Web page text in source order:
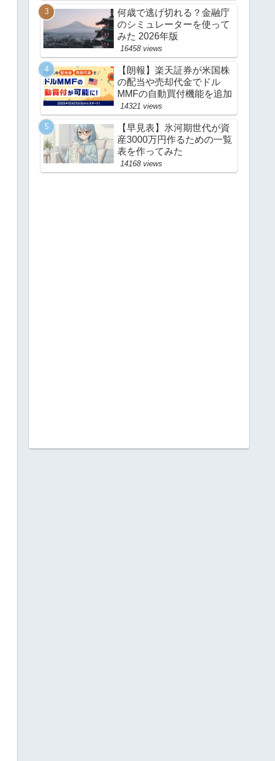
何歳で逃げ切れる？金融庁
のシミュレーターを使って
みた 2026年版
16458 views
【朗報】楽天証券が米国株
の配当や売却代金でドル
MMFの自動買付機能を追加
14321 views
【早見表】氷河期世代が資
産3000万円作るための一覧
表を作ってみた
14168 views